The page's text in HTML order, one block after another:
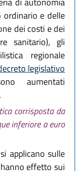
e delle
dei costi e dei
sanitario), gli
regionale
legislativo
aumentati
corrisposta da
inferiore a euro
applicano sulle
effetto sui